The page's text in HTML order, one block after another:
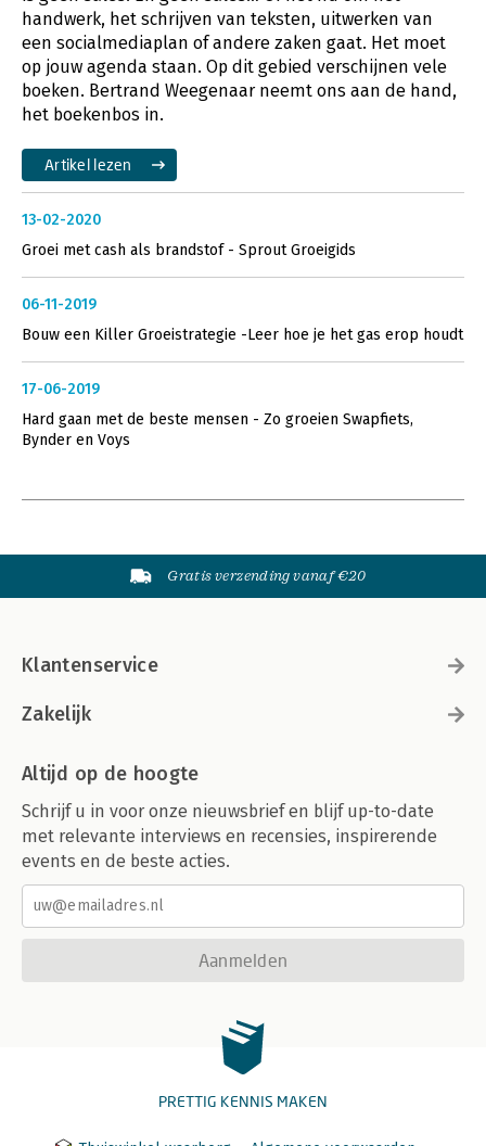
handwerk, het schrijven van teksten, uitwerken van
een socialmediaplan of andere zaken gaat. Het moet
op jouw agenda staan. Op dit gebied verschijnen vele
boeken. Bertrand Weegenaar neemt ons aan de hand,
het boekenbos in.
Artikel lezen
13-02-2020
Groei met cash als brandstof - Sprout Groeigids
06-11-2019
Bouw een Killer Groeistrategie -Leer hoe je het gas erop houdt
17-06-2019
Hard gaan met de beste mensen - Zo groeien Swapfiets,
Bynder en Voys
Gratis verzending vanaf €20
Klantenservice
Zakelijk
Altijd op de hoogte
Schrijf u in voor onze nieuwsbrief en blijf up-to-date
met relevante interviews en recensies, inspirerende
events en de beste acties.
Aanmelden
PRETTIG KENNIS MAKEN